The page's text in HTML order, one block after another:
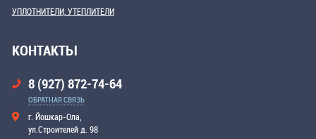
УПЛОТНИТЕЛИ, УТЕПЛИТЕЛИ
КОНТАКТЫ
8 (927) 872-74-64
ОБРАТНАЯ СВЯЗЬ
г. Йошкар-Ола,
ул.Строителей д. 98